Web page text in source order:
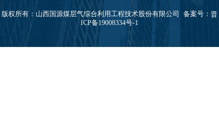
版权所有：山西国源煤层气综合利用工程技术股份有限公司 备案号： 晋
ICP备19008334号-1